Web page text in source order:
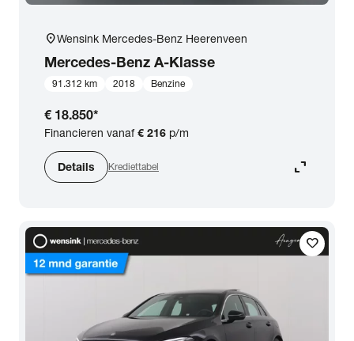
Bouwjaar
Staat van de auto
Brandstof
Transmissie
Opties
Carrosserie
location_onWensink Mercedes-Benz Heerenveen
Mercedes-Benz A-Klasse
91.312 km 2018 Benzine
€ 18.850*
Financieren vanaf€ 216 p/m
Details Krediettabel expand_content
favorite